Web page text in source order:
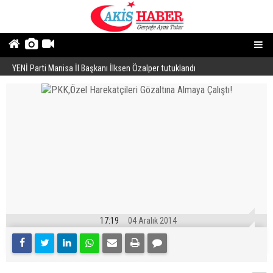
YENİ Parti Manisa İl Başkanı İlksen Özalper tutuklandı
17:19 04 Aralık 2014